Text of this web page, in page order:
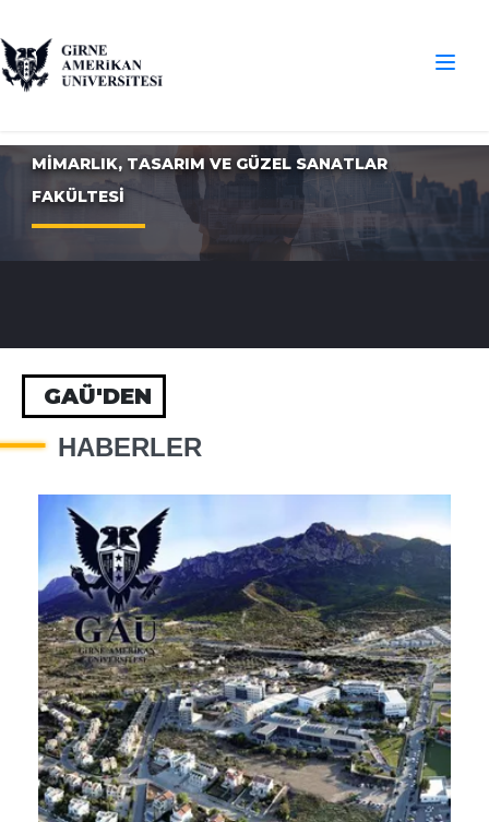
MİMARLIK, TASARIM VE GÜZEL SANATLAR
FAKÜLTESİ
GAÜ'DEN
HABERLER